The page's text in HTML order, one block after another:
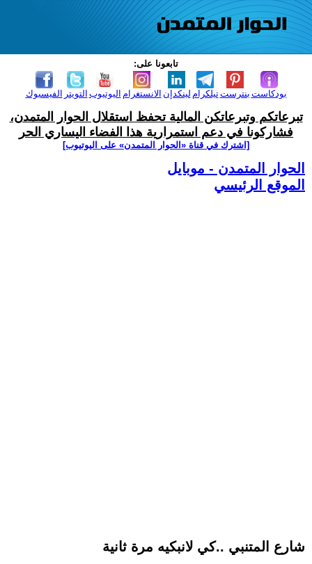
تابعونا على:
الفيسبوك التويتر اليوتيوب الانستغرام لينكدإن تيلكرامبنترست بودكاست
تبرعاتكم وتبرعاتكن المالية تحفظ استقلال الحوار المتمدن،
فشاركونا في دعم استمرارية هذا الفضاء اليساري الحر
[اشترك في قناة ‫«الحوار المتمدن» على اليوتيوب]
الحوار المتمدن - موبايل
الموقع الرئيسي
شارع المتنبي ..كي لانبكيه مرة ثانية